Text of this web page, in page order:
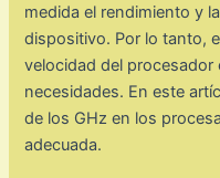
medida el rendimiento y
dispositivo. Por lo tanto,
velocidad del procesador
necesidades. En este
de los GHz en los
adecuada.